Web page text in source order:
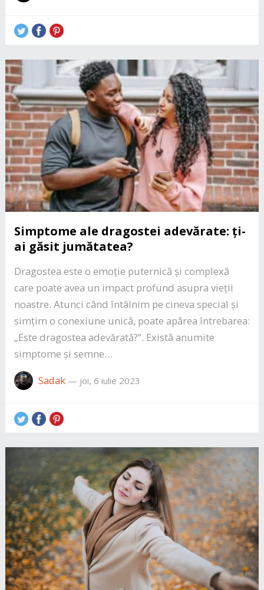
Simptome ale dragostei adevărate: ți-
ai găsit jumătatea?
Dragostea este o emoție puternică și complexă
care poate avea un impact profund asupra vieții
noastre. Atunci când întâlnim pe cineva special și
simțim o conexiune unică, poate apărea întrebarea:
„Este dragostea adevărată?”. Există anumite
simptome și semne…
Sadak— joi, 6 iulie 2023